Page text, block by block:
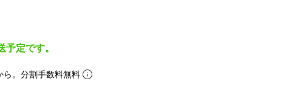
予定です。
ら。分割手数料無料